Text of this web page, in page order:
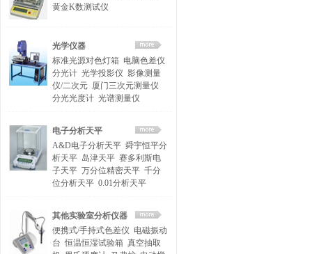
黄金K数测试仪
光学仪器
标准光源对色灯箱 电脑色差仪
分光计 光学投影仪 影像测量
仪/二次元 厦门三次元测量仪
分光光度计 光谱测量仪
电子分析天平
A&D电子分析天平 舜宇恒平分
析天平 岛津天平 赛多利斯电
子天平 万分位精密天平 千分
位分析天平 0.01分析天平
其他实验室分析仪器
便携式/手持式色差仪 电磁振动
台 恒温恒湿试验箱 真空抽取